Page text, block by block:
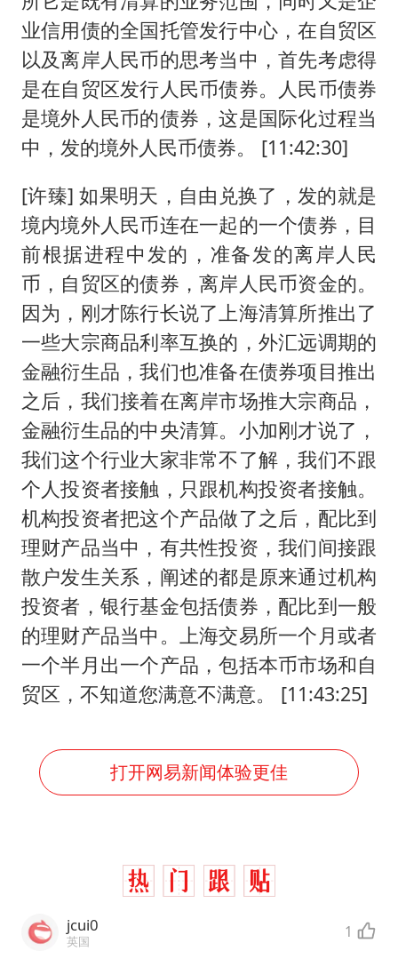
业信用债的全国托管发行中心，在自贸区
以及离岸人民币的思考当中，首先考虑得
是在自贸区发行人民币债券。人民币债券
是境外人民币的债券，这是国际化过程当
中，发的境外人民币债券。 [11:42:30]
[许臻] 如果明天，自由兑换了，发的就是
境内境外人民币连在一起的一个债券，目
前根据进程中发的，准备发的离岸人民
币，自贸区的债券，离岸人民币资金的。
因为，刚才陈行长说了上海清算所推出了
一些大宗商品利率互换的，外汇远调期的
金融衍生品，我们也准备在债券项目推出
之后，我们接着在离岸市场推大宗商品，
金融衍生品的中央清算。小加刚才说了，
我们这个行业大家非常不了解，我们不跟
个人投资者接触，只跟机构投资者接触。
机构投资者把这个产品做了之后，配比到
理财产品当中，有共性投资，我们间接跟
散户发生关系，阐述的都是原来通过机构
投资者，银行基金包括债券，配比到一般
的理财产品当中。上海交易所一个月或者
一个半月出一个产品，包括本币市场和自
贸区，不知道您满意不满意。 [11:43:25]
打开网易新闻体验更佳
jcui0
英国 1